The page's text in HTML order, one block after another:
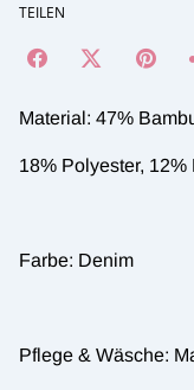
TEILEN
Material: 47%
18% Polyester,
Farbe: Denim
Pflege & Wäsche: